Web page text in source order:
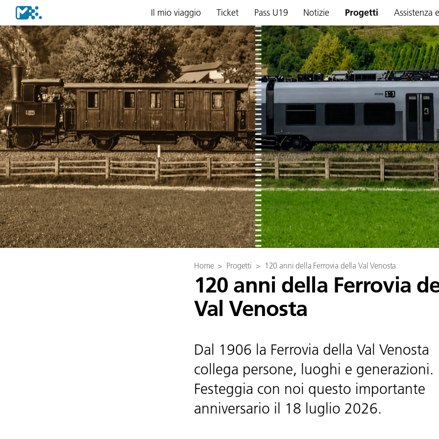
Il mio viaggio Ticket Pass U19 Notizie Progetti Assistenza
Home > Progetti > 120 anni della Ferrovia della Val Venosta
120 anni della Ferrovia
Val Venosta
Dal 1906 la Ferrovia della Val Venosta
collega persone, luoghi e generazioni.
Festeggia con noi questo importante
anniversario il 18 luglio 2026.